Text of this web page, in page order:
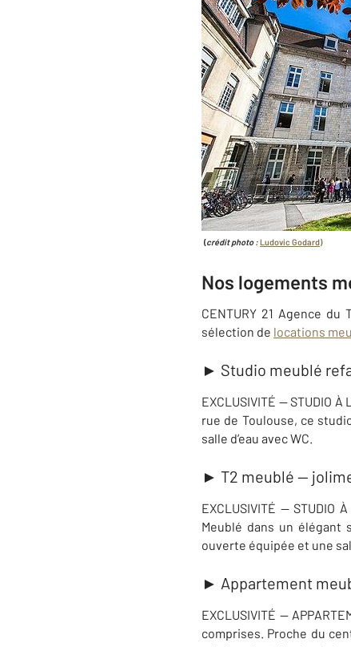
(crédit photo :Ludovic Godard)
Nos logements
CENTURY 21 Agence
sélection de locations
► Studio meublé
EXCLUSIVITÉ — STUDIO
rue de Toulouse, ce
salle d’eau avec WC.
► T2 meublé —
EXCLUSIVITÉ —
Meublé dans un élégant
ouverte équipée et une
► Appartement
EXCLUSIVITÉ —
comprises. Proche du